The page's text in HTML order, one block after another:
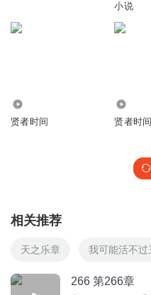
小说
贤者时间 贤者时间
相关推荐
天之乐章 我可能活不过
266 第266章